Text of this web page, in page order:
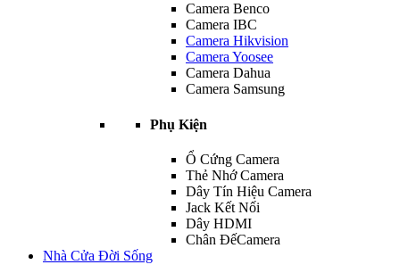
Camera Benco
Camera IBC
Camera Hikvision
Camera Yoosee
Camera Dahua
Camera Samsung
Phụ Kiện
Ổ Cứng Camera
Thẻ Nhớ Camera
Dây Tín Hiệu Camera
Jack Kết Nối
Dây HDMI
Chân ĐếCamera
Nhà Cửa Đời Sống